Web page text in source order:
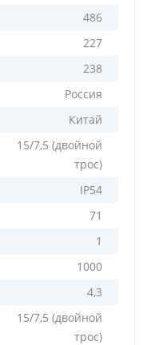
486
227
238
Россия
Китай
15/7,5 (двойной
трос)
IP54
71
1
1000
4,3
15/7,5 (двойной
трос)